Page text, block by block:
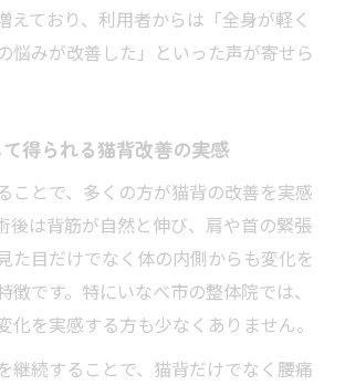
えており、利用者からは「全身が軽く
悩みが改善した」といった声が寄せら
得られる猫背改善の実感
ことで、多くの方が猫背の改善を実感
後は背筋が自然と伸び、肩や首の緊張
た目だけでなく体の内側からも変化を
徴です。特にいなべ市の整体院では、
化を実感する方も少なくありません。
継続することで、猫背だけでなく腰痛